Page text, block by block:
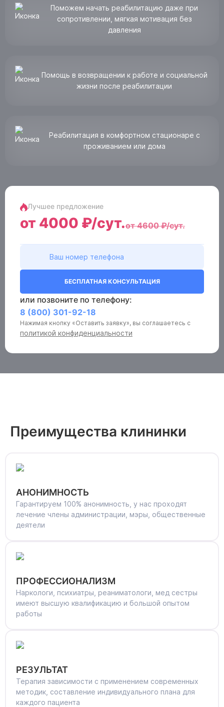
от 4000 ₽/сут.от 4600 ₽/сут.
Лучшее предложение
БЕСПЛАТНАЯ КОНСУЛЬТАЦИЯ
или позвоните по телефону:
8 (800) 301-92-18
Нажимая кнопку «Оставить заявку», вы соглашаетесь с
политикой конфиденциальности
Поможем начать реабилитацию даже при
сопротивлении, мягкая мотивация без
давления
Помощь в возвращении к работе и социальной
жизни после реабилитации
Реабилитация в комфортном стационаре с
проживанием или дома
Преимущества клининки
АНОНИМНОСТЬ
Гарантируем 100% анонимность, у нас проходят
лечение члены администрации, мэры, общественные
деятели
ПРОФЕССИОНАЛИЗМ
Наркологи, психиатры, реаниматологи, мед сестры
имеют высшую квалификацию и большой опытом
работы
РЕЗУЛЬТАТ
Терапия зависимости с применением современных
методик, составление индивидуального плана для
каждого пациента